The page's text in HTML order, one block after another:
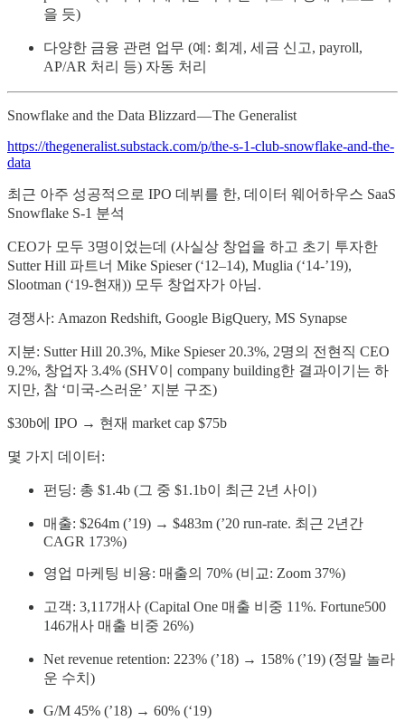
을 듯)
다양한 금융 관련 업무 (예: 회계, 세금 신고, payroll,
AP/AR 처리 등) 자동 처리
Snowflake and the Data Blizzard — The Generalist
https://thegeneralist.substack.com/p/the-s-1-club-snowflake-and-the-
data
최근 아주 성공적으로 IPO 데뷔를 한, 데이터 웨어하우스 SaaS
Snowflake S-1 분석
CEO가 모두 3명이었는데 (사실상 창업을 하고 초기 투자한
Sutter Hill 파트너 Mike Spieser (‘12–14), Muglia (‘14-’19),
Slootman (‘19-현재)) 모두 창업자가 아님.
경쟁사: Amazon Redshift, Google BigQuery, MS Synapse
지분: Sutter Hill 20.3%, Mike Spieser 20.3%, 2명의 전현직 CEO
9.2%, 창업자 3.4% (SHV이 company building한 결과이기는 하
지만, 참 ‘미국-스러운’ 지분 구조)
$30b에 IPO → 현재 market cap $75b
몇 가지 데이터:
펀딩: 총 $1.4b (그 중 $1.1b이 최근 2년 사이)
매출: $264m (’19) → $483m (’20 run-rate. 최근 2년간
CAGR 173%)
영업 마케팅 비용: 매출의 70% (비교: Zoom 37%)
고객: 3,117개사 (Capital One 매출 비중 11%. Fortune500
146개사 매출 비중 26%)
Net revenue retention: 223% (’18) → 158% (’19) (정말 놀라
운 수치)
G/M 45% (’18) → 60% (‘19)